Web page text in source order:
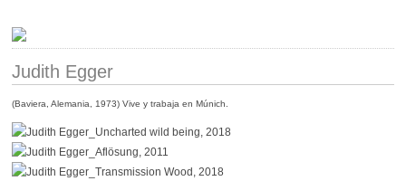
Judith Egger
(Baviera, Alemania, 1973) Vive y trabaja en Múnich.